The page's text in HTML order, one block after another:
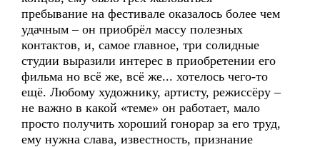
пребывание на фестивале оказалось более чем
удачным – он приобрёл массу полезных
контактов, и, самое главное, три солидные
студии выразили интерес в приобретении его
фильма но всё же, всё же... хотелось чего-то
ещё. Любому художнику, артисту, режиссёру –
не важно в какой «теме» он работает, мало
просто получить хороший гонорар за его труд,
ему нужна слава, известность, признание